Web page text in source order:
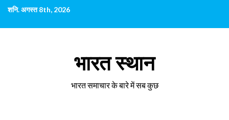
छोड़कर
पर
शनि. अगस्त 8th, 2026
भारत स्थान
भारत समाचार के बारे में सब कुछ